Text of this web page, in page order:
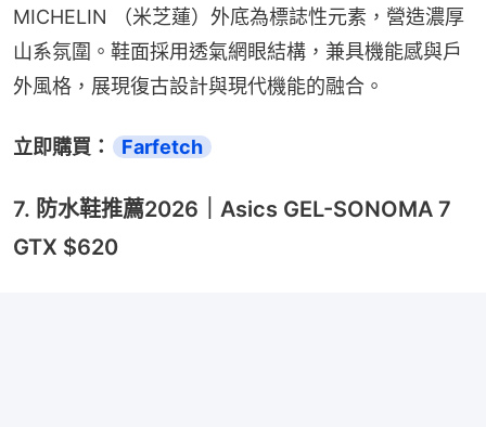
MICHELIN （米芝蓮）外底為標誌性元素，營造濃厚
山系氛圍。鞋面採用透氣網眼結構，兼具機能感與戶
外風格，展現復古設計與現代機能的融合。
立即購買： Farfetch
7. 防水鞋推薦2026｜Asics GEL-SONOMA 7
GTX $620